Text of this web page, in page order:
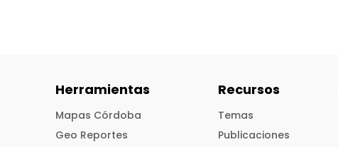
Herramientas
Mapas Córdoba
Geo Reportes
Recursos
Temas
Publicaciones